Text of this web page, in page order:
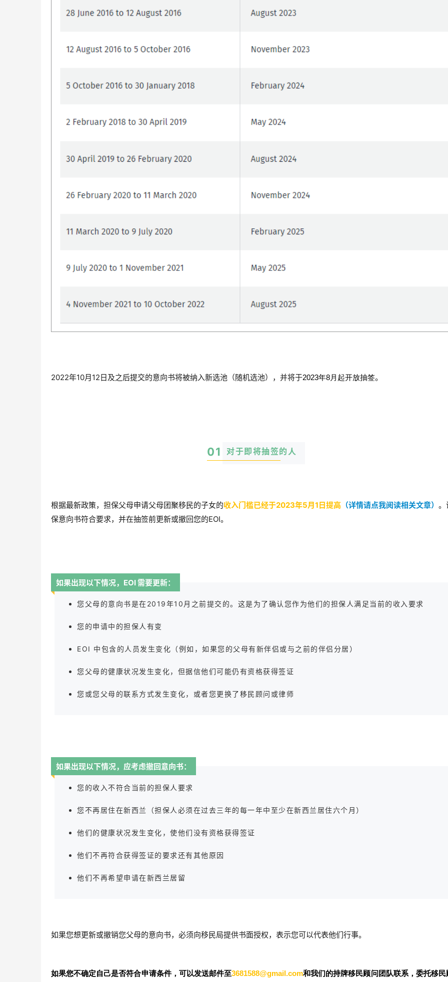
2022年10月12日及之后提交的意向书将被纳入新选池（随机选池），并将于2023年8月起开放抽签。
01 对于即将抽签的人
根据最新政策，担保父母申请父母团聚移民的子女的收入门槛已经于2023年5月1日提高 （详情请点我阅读相关文章） 。
保意向书符合要求，并在抽签前更新或撤回您的EOI。
如果出现以下情况，EOI 需要更新：
您父母的意向书是在2019年10月之前提交的。这是为了确认您作为他们的担保人满足当前的收入要求
您的申请中的担保人有变
EOI 中包含的人员发生变化（例如，如果您的父母有新伴侣或与之前的伴侣分居）
您父母的健康状况发生变化，但据信他们可能仍有资格获得签证
您或您父母的联系方式发生变化，或者您更换了移民顾问或律师
如果出现以下情况，应考虑撤回意向书：
您的收入不符合当前的担保人要求
您不再居住在新西兰（担保人必须在过去三年的每一年中至少在新西兰居住六个月）
他们的健康状况发生变化，使他们没有资格获得签证
他们不再符合获得签证的要求还有其他原因
他们不再希望申请在新西兰居留
如果您想更新或撤销您父母的意向书，必须向移民局提供书面授权，表示您可以代表他们行事。
如果您不确定自己是否符合申请条件，可以发送邮件至3681588@gmail.com和我们的持牌移民顾问团队联系，委托移民